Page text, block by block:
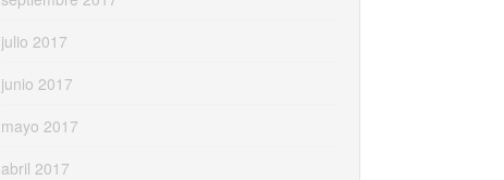
julio 2017
junio 2017
mayo 2017
abril 2017